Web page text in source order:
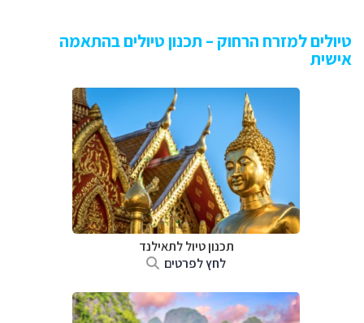
טיולים למזרח הרחוק – תכנון טיולים בהתאמה
אישית
תכנון טיול לתאילנד
לחץ לפרטים